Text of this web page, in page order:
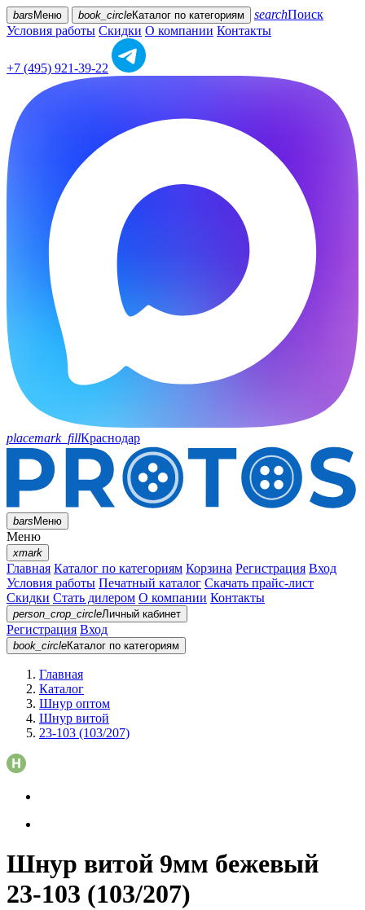
bars Меню book_circleКаталог по категориям searchПоиск
Условия работы Скидки О компании Контакты
+7 (495) 921-39-22
placemark_fillКраснодар
barsМеню
Меню
xmark
Главная Каталог по категориям Корзина Регистрация Вход
Условия работы Печатный каталог Скачать прайс-лист
Скидки Стать дилером О компании Контакты
person_crop_circleЛичный кабинет
Регистрация Вход
book_circleКаталог по категориям
Главная
Каталог
Шнур оптом
Шнур витой
23-103 (103/207)
Шнур витой 9мм бежевый
23-103 (103/207)